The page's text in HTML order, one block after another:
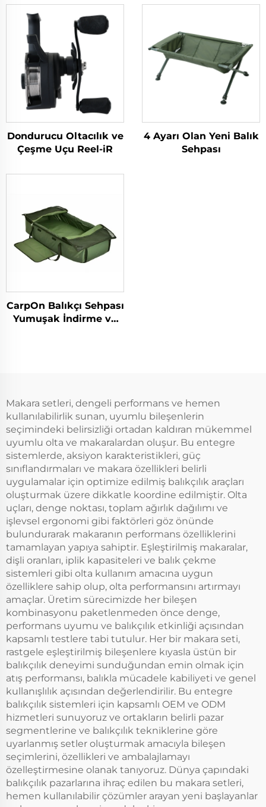
Dondurucu Oltacılık ve
Çeşme Uçu Reel-iR
4 Ayarı Olan Yeni Balık
Sehpası
CarpOn Balıkçı Sehpası
Yumuşak İndirme ve
Makara setleri, dengeli performans ve hemen
kullanılabilirlik sunan, uyumlu bileşenlerin
seçimindeki belirsizliği ortadan kaldıran mükemmel
uyumlu olta ve makaralardan oluşur. Bu entegre
sistemlerde, aksiyon karakteristikleri, güç
sınıflandırmaları ve makara özellikleri belirli
uygulamalar için optimize edilmiş balıkçılık araçları
oluşturmak üzere dikkatle koordine edilmiştir. Olta
uçları, denge noktası, toplam ağırlık dağılımı ve
işlevsel ergonomi gibi faktörleri göz önünde
bulundurarak makaranın performans özelliklerini
tamamlayan yapıya sahiptir. Eşleştirilmiş makaralar,
dişli oranları, iplik kapasiteleri ve balık çekme
sistemleri gibi olta kullanım amacına uygun
özelliklere sahip olup, olta performansını artırmayı
amaçlar. Üretim sürecimizde her bileşen
kombinasyonu paketlenmeden önce denge,
performans uyumu ve balıkçılık etkinliği açısından
kapsamlı testlere tabi tutulur. Her bir makara seti,
rastgele eşleştirilmiş bileşenlere kıyasla üstün bir
balıkçılık deneyimi sunduğundan emin olmak için
atış performansı, balıkla mücadele kabiliyeti ve genel
kullanışlılık açısından değerlendirilir. Bu entegre
balıkçılık sistemleri için kapsamlı OEM ve ODM
hizmetleri sunuyoruz ve ortakların belirli pazar
segmentlerine ve balıkçılık tekniklerine göre
uyarlanmış setler oluşturmak amacıyla bileşen
seçimlerini, özellikleri ve ambalajlamayı
özelleştirmesine olanak tanıyoruz. Dünya çapındaki
balıkçılık pazarlarına ihraç edilen bu makara setleri,
hemen kullanılabilir çözümler arayan yeni başlayanlar